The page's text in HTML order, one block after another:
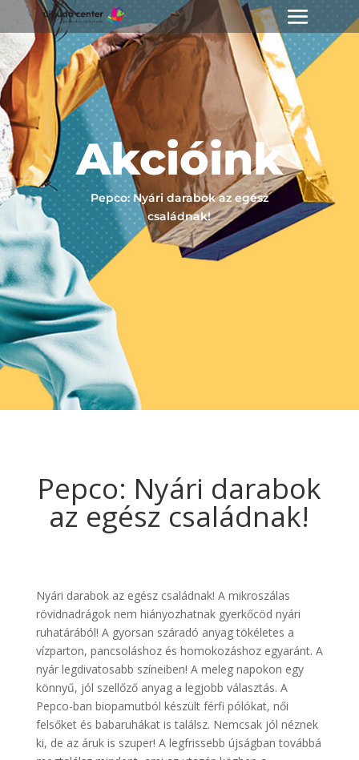
Akcióink
Pepco: Nyári darabok az egész
családnak!
Pepco: Nyári darabok
az egész családnak!
Nyári darabok az egész családnak! A mikroszálas
rövidnadrágok nem hiányozhatnak gyerkőcöd nyári
ruhatárából! A gyorsan száradó anyag tökéletes a
vízparton, pancsoláshoz és homokozáshoz egyaránt. A
nyár legdivatosabb színeiben! A meleg napokon egy
könnyű, jól szellőző anyag a legjobb választás. A
Pepco-ban biopamutból készült férfi pólókat, női
felsőket és babaruhákat is találsz. Nemcsak jól néznek
ki, de az áruk is szuper! A legfrissebb újságban továbbá